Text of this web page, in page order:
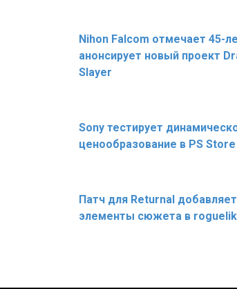
Nihon Falcom отмечает 45-
анонсирует новый проект
Slayer
Sony тестирует
ценообразование в PS Store
Патч для Returnal
элементы сюжета в